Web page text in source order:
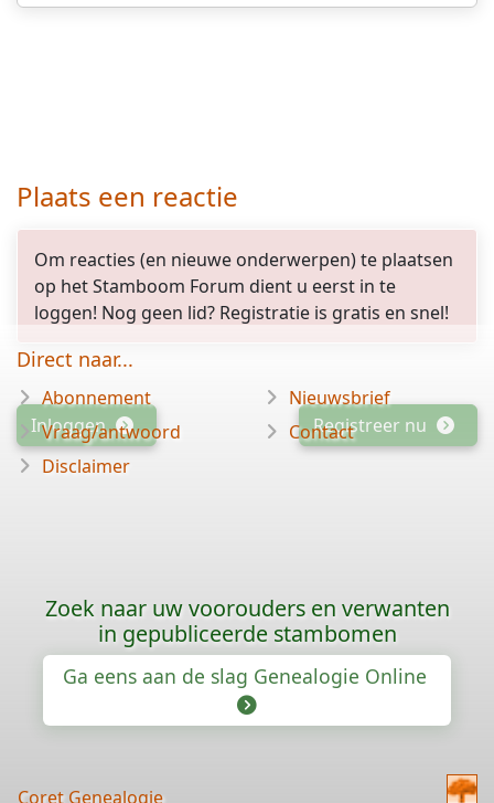
Plaats een reactie
Om reacties (en nieuwe onderwerpen) te plaatsen
op het Stamboom Forum dient u eerst in te
loggen! Nog geen lid? Registratie is gratis en snel!
Inloggen Registreer nu
Direct naar...
Abonnement
Vraag/antwoord
Disclaimer
Nieuwsbrief
Contact
Zoek naar uw voorouders en verwanten
in gepubliceerde stambomen
Ga eens aan de slag Genealogie Online
Coret Genealogie